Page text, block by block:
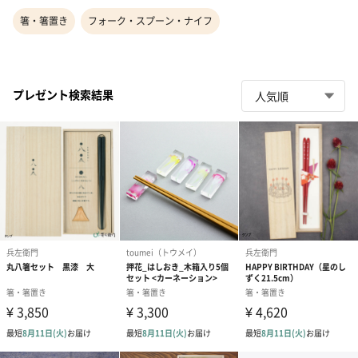
箸・箸置き フォーク・スプーン・ナイフ
プレゼント検索結果